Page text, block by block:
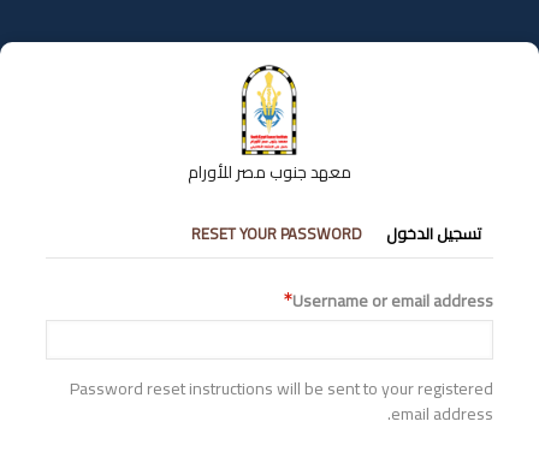
إلى
المحتوى
معهد جنوب مصر للأورام
التبويبات
الأساسية
تسجيل الدخول RESET YOUR PASSWORD
Username or email address
Password reset instructions will be sent to your registered
email address.